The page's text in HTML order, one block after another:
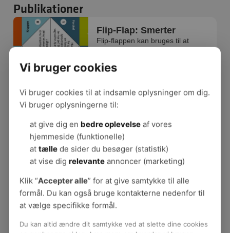
Publikationer
Flip-Flap: Smerter
Flip-flappen kan bruges til at
smerter.
Vi bruger cookies
Vi bruger cookies til at indsamle oplysninger om dig.
Vi bruger oplysningerne til:
at give dig en bedre oplevelseaf vores
hjemmeside (funktionelle)
at tællede sider du besøger (statistik)
at vise dig relevanteannoncer (marketing)
Klik “Accepter alle” for at give samtykke til alle
formål. Du kan også bruge kontakterne nedenfor til
at vælge specifikke formål.
Du kan altid ændre dit samtykke ved at slette dine cookies